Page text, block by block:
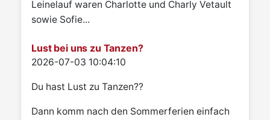
Leinelauf waren Charlotte und Charly Vetault
sowie Sofie...
Lust bei uns zu Tanzen?
Details
2026-07-03 10:04:10
Du hast Lust zu Tanzen??
Dann komm nach den Sommerferien einfach